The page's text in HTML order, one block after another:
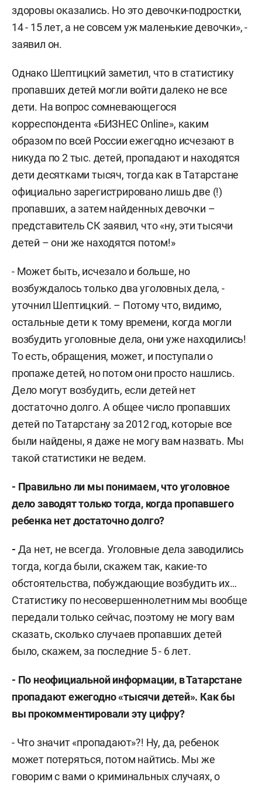
здоровы оказались. Но это девочки-подростки,
14 - 15 лет, а не совсем уж маленькие девочки», -
заявил он.
Однако Шептицкий заметил, что в статистику
пропавших детей могли войти далеко не все
дети. На вопрос сомневающегося
корреспондента «БИЗНЕС Online», каким
образом по всей России ежегодно исчезают в
никуда по 2 тыс. детей, пропадают и находятся
дети десятками тысяч, тогда как в Татарстане
официально зарегистрировано лишь две (!)
пропавших, а затем найденных девочки –
представитель СК заявил, что «ну, эти тысячи
детей – они же находятся потом!»
- Может быть, исчезало и больше, но
возбуждалось только два уголовных дела, -
уточнил Шептицкий. – Потому что, видимо,
остальные дети к тому времени, когда могли
возбудить уголовные дела, они уже находились!
То есть, обращения, может, и поступали о
пропаже детей, но потом они просто нашлись.
Дело могут возбудить, если детей нет
достаточно долго. А общее число пропавших
детей по Татарстану за 2012 год, которые все
были найдены, я даже не могу вам назвать. Мы
такой статистики не ведем.
- Правильно ли мы понимаем, что уголовное
дело заводят только тогда, когда пропавшего
ребенка нет достаточно долго?
- Да нет, не всегда. Уголовные дела заводились
тогда, когда были, скажем так, какие-то
обстоятельства, побуждающие возбудить их…
Статистику по несовершеннолетним мы вообще
передали только сейчас, поэтому не могу вам
сказать, сколько случаев пропавших детей
было, скажем, за последние 5 - 6 лет.
- По неофициальной информации, в Татарстане
пропадают ежегодно «тысячи детей». Как бы
вы прокомментировали эту цифру?
- Что значит «пропадают»?! Ну, да, ребенок
может потеряться, потом найтись. Мы же
говорим с вами о криминальных случаях, о